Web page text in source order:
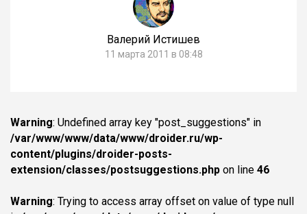
Валерий Истишев
11 марта 2011 в 08:48
Warning: Undefined array key "post_suggestions" in
/var/www/www/data/www/droider.ru/wp-
content/plugins/droider-posts-
extension/classes/postsuggestions.php on line 46
Warning: Trying to access array offset on value of type null